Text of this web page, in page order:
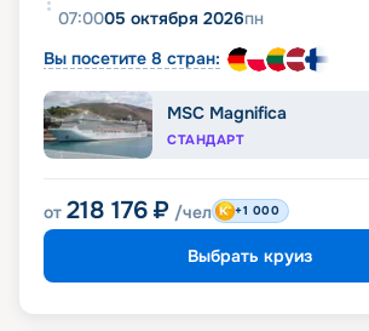
07:0005 октября 2026пн
Вы посетите 8 стран:
MSC Magnifica
СТАНДАРТ
от 218 176 ₽ /чел +1 000
Выбрать круиз